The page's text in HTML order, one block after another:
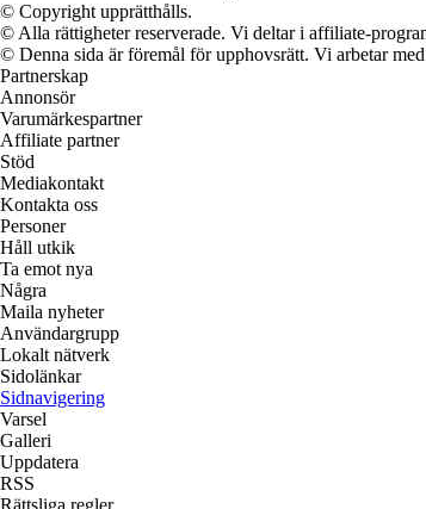
© Copyright upprätthålls.
© Alla rättigheter reserverade. Vi deltar i affiliate-
© Denna sida är föremål för upphovsrätt. Vi arbetar
Partnerskap
Annonsör
Varumärkespartner
Affiliate partner
Stöd
Mediakontakt
Kontakta oss
Personer
Håll utkik
Ta emot nya
Några
Maila nyheter
Användargrupp
Lokalt nätverk
Sidolänkar
Sidnavigering
Varsel
Galleri
Uppdatera
RSS
Rättsliga regler